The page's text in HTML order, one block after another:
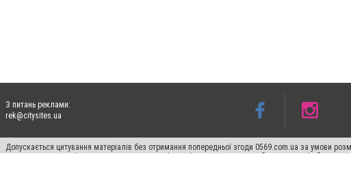
З питань реклами:
rek@citysites.ua
Допускається цитування матеріалів без отримання попередньої згоди 0569.com.ua за умови
пошукових систем гіперпосилання на цитовані статті не нижче другого абзацу в тексті або в